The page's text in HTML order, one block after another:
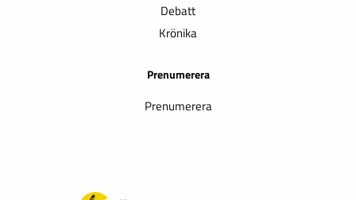
Debatt
Krönika
Prenumerera
Prenumerera